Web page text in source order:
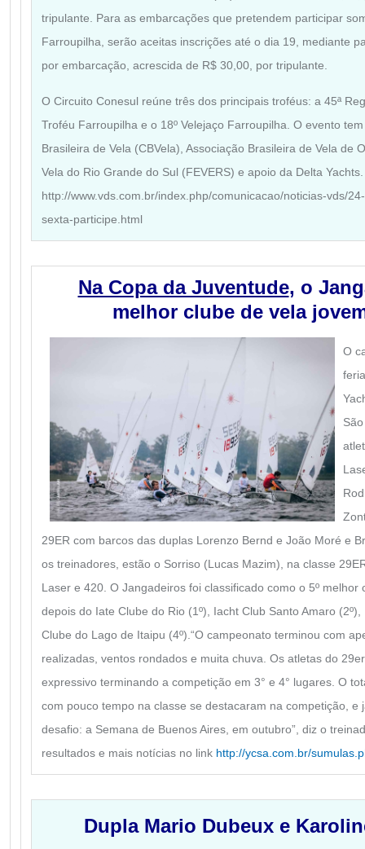
tripulante. Para as embarcações que pretendem participar
Farroupilha, serão aceitas inscrições até o dia 19, mediante
por embarcação, acrescida de R$ 30,00, por tripulante.
O Circuito Conesul reúne três dos principais troféus: a 45ª
Troféu Farroupilha e o 18º Velejaço Farroupilha. O evento
Brasileira de Vela (CBVela), Associação Brasileira de Vela de
Vela do Rio Grande do Sul (FEVERS) e apoio da Delta
http://www.vds.com.br/index.php/comunicacao/noticias-vds/
sexta-participe.html
Na Copa da Juventude, o
melhor clube de vela
O
29ER com barcos das duplas Lorenzo Bernd e João Moré e
os treinadores, estão o Sorriso (Lucas Mazim), na classe
Laser e 420. O Jangadeiros foi classificado como o 5º melhor
depois do Iate Clube do Rio (1º), Iacht Club Santo Amaro
Clube do Lago de Itaipu (4º). “O campeonato terminou com
realizadas, ventos rondados e muita chuva. Os atletas do
expressivo terminando a competição em 3° e 4° lugares. O
com pouco tempo na classe se destacaram na competição, e
desafio: a Semana de Buenos Aires, em outubro”, diz o
resultados e mais notícias no link http://ycsa.com.br/
Dupla Mario Dubeux e